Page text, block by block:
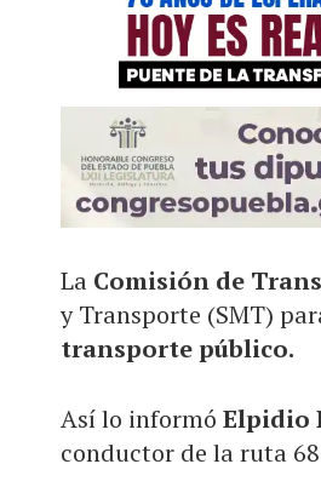
La Comisión de
y Transporte (SMT)
transporte público.
Así lo informó Elpidio
conductor de la ruta